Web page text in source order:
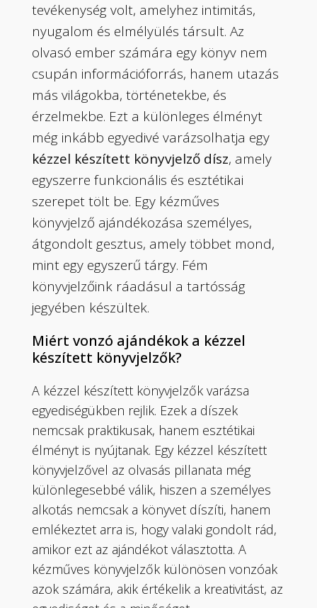
tevékenység volt, amelyhez intimitás,
nyugalom és elmélyülés társult. Az
olvasó ember számára egy könyv nem
csupán információforrás, hanem utazás
más világokba, történetekbe, és
érzelmekbe. Ezt a különleges élményt
még inkább egyedivé varázsolhatja egy
kézzel készített könyvjelző dísz, amely
egyszerre funkcionális és esztétikai
szerepet tölt be. Egy kézműves
könyvjelző ajándékozása személyes,
átgondolt gesztus, amely többet mond,
mint egy egyszerű tárgy. Fém
könyvjelzőink ráadásul a tartósság
jegyében készültek.
Miért vonzó ajándékok a kézzel
készített könyvjelzők?
A kézzel készített könyvjelzők varázsa
egyediségükben rejlik. Ezek a díszek
nemcsak praktikusak, hanem esztétikai
élményt is nyújtanak. Egy kézzel készített
könyvjelzővel az olvasás pillanata még
különlegesebbé válik, hiszen a személyes
alkotás nemcsak a könyvet díszíti, hanem
emlékeztet arra is, hogy valaki gondolt rád,
amikor ezt az ajándékot választotta. A
kézműves könyvjelzők különösen vonzóak
azok számára, akik értékelik a kreativitást, az